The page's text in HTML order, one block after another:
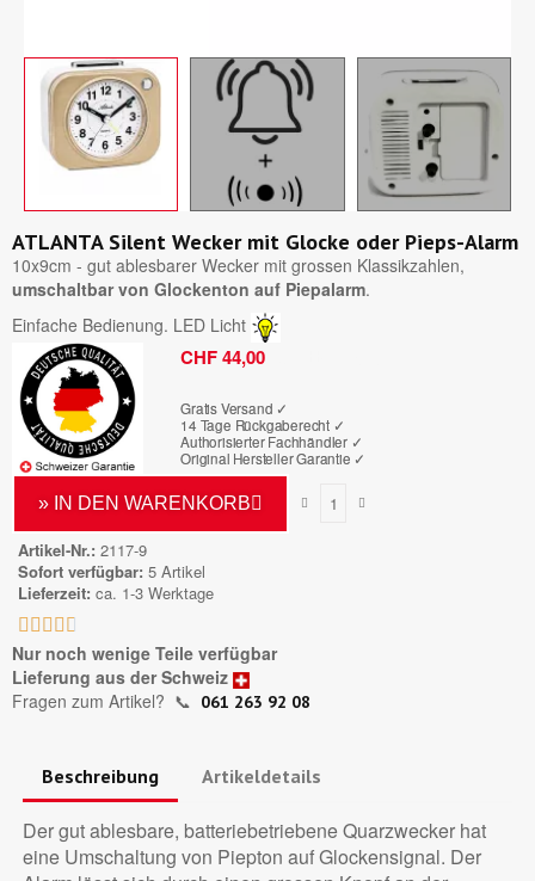
ATLANTA Silent Wecker mit Glocke oder Pieps-Alarm
10x9cm - gut ablesbarer Wecker mit grossen Klassikzahlen,
umschaltbar von Glockenton auf Piepalarm.
Einfache Bedienung. LED Licht
CHF 44,00
Gratis Versand ✓
14 Tage Rückgaberecht ✓
Authorisierter Fachhändler ✓
Original Hersteller Garantie ✓
» IN DEN WARENKORB
Artikel-Nr. 2117-9
Sofort verfügbar 5 Artikel
Lieferzeit ca. 1-3 Werktage
    
Nur noch wenige Teile verfügbar
Lieferung aus der Schweiz
Fragen zum Artikel? 📞 061 263 92 08
Beschreibung Artikeldetails
Der gut ablesbare, batteriebetriebene Quarzwecker hat
eine Umschaltung von Piepton auf Glockensignal. Der